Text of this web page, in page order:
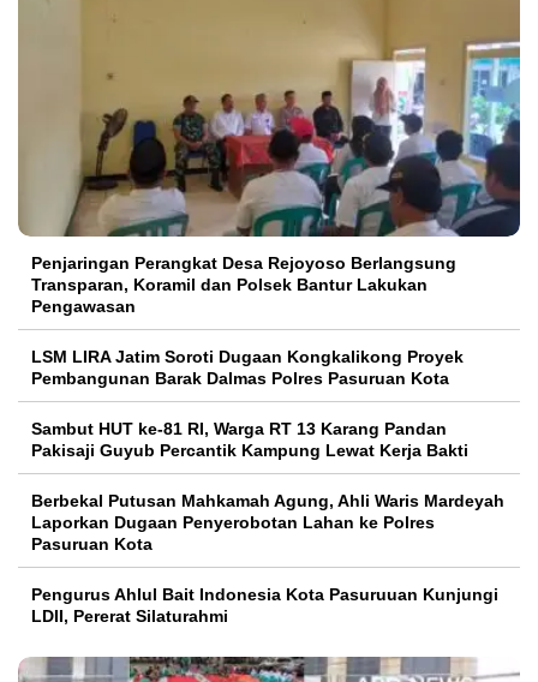
Penjaringan Perangkat Desa Rejoyoso Berlangsung
Transparan, Koramil dan Polsek Bantur Lakukan
Pengawasan
LSM LIRA Jatim Soroti Dugaan Kongkalikong Proyek
Pembangunan Barak Dalmas Polres Pasuruan Kota
Sambut HUT ke-81 RI, Warga RT 13 Karang Pandan
Pakisaji Guyub Percantik Kampung Lewat Kerja Bakti
Berbekal Putusan Mahkamah Agung, Ahli Waris Mardeyah
Laporkan Dugaan Penyerobotan Lahan ke Polres
Pasuruan Kota
Pengurus Ahlul Bait Indonesia Kota Pasuruuan Kunjungi
LDII, Pererat Silaturahmi